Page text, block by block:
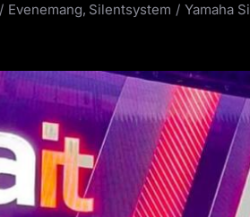
Evenemang Silentsystem Yamaha